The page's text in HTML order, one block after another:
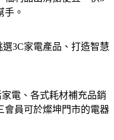
手。
3C家電產品、打造智慧
電、各式耗材補充品銷
會員可於燦坤門市的電器